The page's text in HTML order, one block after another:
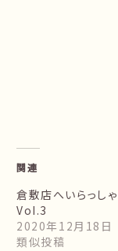
関連
倉敷店へいらっしゃ
VoI.3
2020年12月18日
類似投稿